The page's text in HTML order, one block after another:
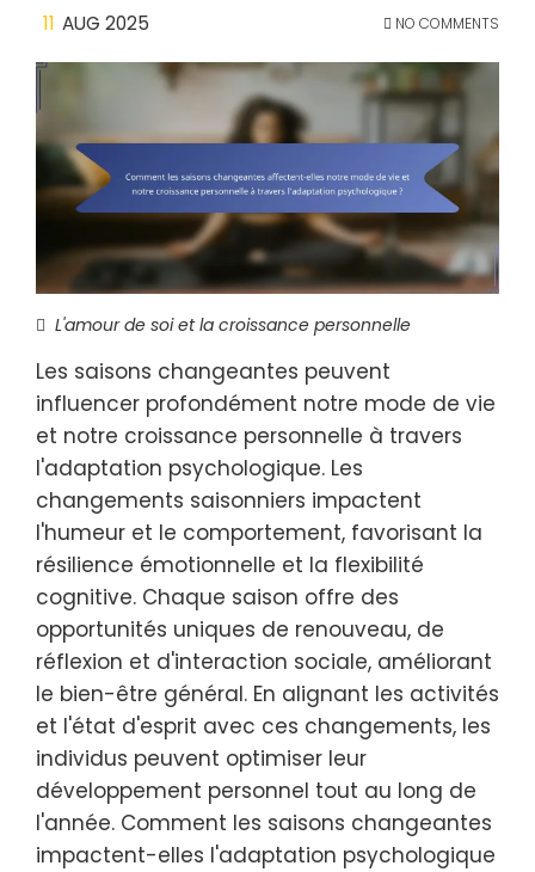
11 AUG 2025 NO COMMENTS
L'amour de soi et la croissance personnelle
Les saisons changeantes peuvent
influencer profondément notre mode de vie
et notre croissance personnelle à travers
l'adaptation psychologique. Les
changements saisonniers impactent
l'humeur et le comportement, favorisant la
résilience émotionnelle et la flexibilité
cognitive. Chaque saison offre des
opportunités uniques de renouveau, de
réflexion et d'interaction sociale, améliorant
le bien-être général. En alignant les activités
et l'état d'esprit avec ces changements, les
individus peuvent optimiser leur
développement personnel tout au long de
l'année. Comment les saisons changeantes
impactent-elles l'adaptation psychologique